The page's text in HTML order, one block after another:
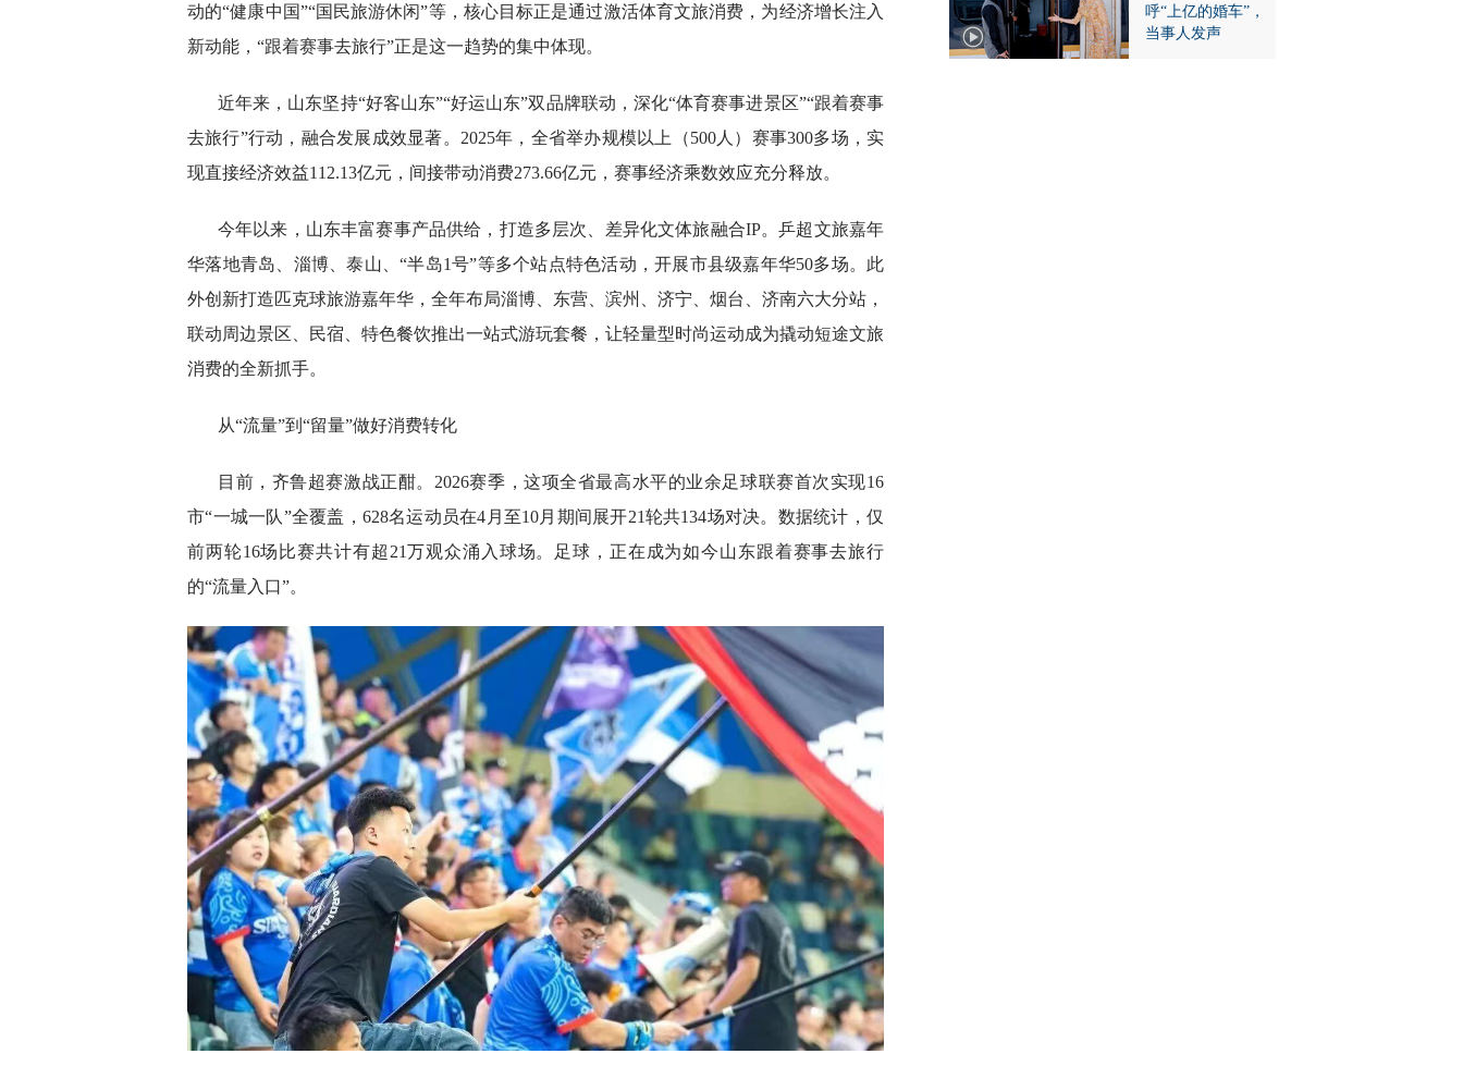
动的“健康中国”“国民旅游休闲”等，核心目标正是通过激活体育文旅消费，为经济增长注入
新动能，“跟着赛事去旅行”正是这一趋势的集中体现。
近年来，山东坚持“好客山东”“好运山东”双品牌联动，深化“体育赛事进景区”“跟着赛事
去旅行”行动，融合发展成效显著。2025年，全省举办规模以上（500人）赛事300多场，实
现直接经济效益112.13亿元，间接带动消费273.66亿元，赛事经济乘数效应充分释放。
今年以来，山东丰富赛事产品供给，打造多层次、差异化文体旅融合IP。乒超文旅嘉年
华落地青岛、淄博、泰山、“半岛1号”等多个站点特色活动，开展市县级嘉年华50多场。此
外创新打造匹克球旅游嘉年华，全年布局淄博、东营、滨州、济宁、烟台、济南六大分站，
联动周边景区、民宿、特色餐饮推出一站式游玩套餐，让轻量型时尚运动成为撬动短途文旅
消费的全新抓手。
从“流量”到“留量”做好消费转化
目前，齐鲁超赛激战正酣。2026赛季，这项全省最高水平的业余足球联赛首次实现16
市“一城一队”全覆盖，628名运动员在4月至10月期间展开21轮共134场对决。数据统计，仅
前两轮16场比赛共计有超21万观众涌入球场。足球，正在成为如今山东跟着赛事去旅行
的“流量入口”。
呼“上亿的婚车”，
当事人发声